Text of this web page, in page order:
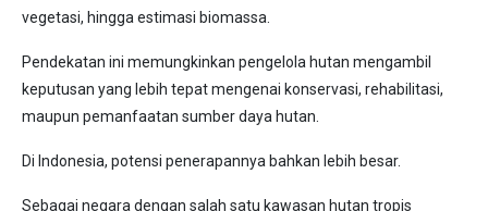
vegetasi, hingga estimasi biomassa.
Pendekatan ini memungkinkan pengelola hutan mengambil
keputusan yang lebih tepat mengenai konservasi, rehabilitasi,
maupun pemanfaatan sumber daya hutan.
Di Indonesia, potensi penerapannya bahkan lebih besar.
Sebagai negara dengan salah satu kawasan hutan tropis